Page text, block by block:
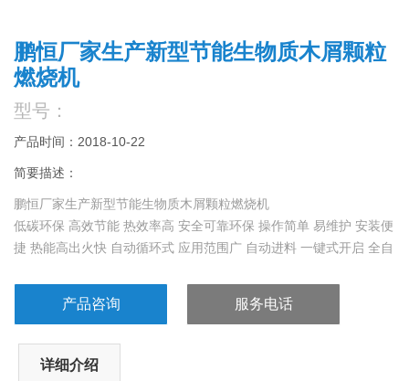
鹏恒厂家生产新型节能生物质木屑颗粒
燃烧机
型号：
产品时间：2018-10-22
简要描述：
鹏恒厂家生产新型节能生物质木屑颗粒燃烧机
低碳环保 高效节能 热效率高 安全可靠环保 操作简单 易维护 安装便
捷 热能高出火快 自动循环式 应用范围广 自动进料 一键式开启 全自
产品咨询 服务电话
详细介绍